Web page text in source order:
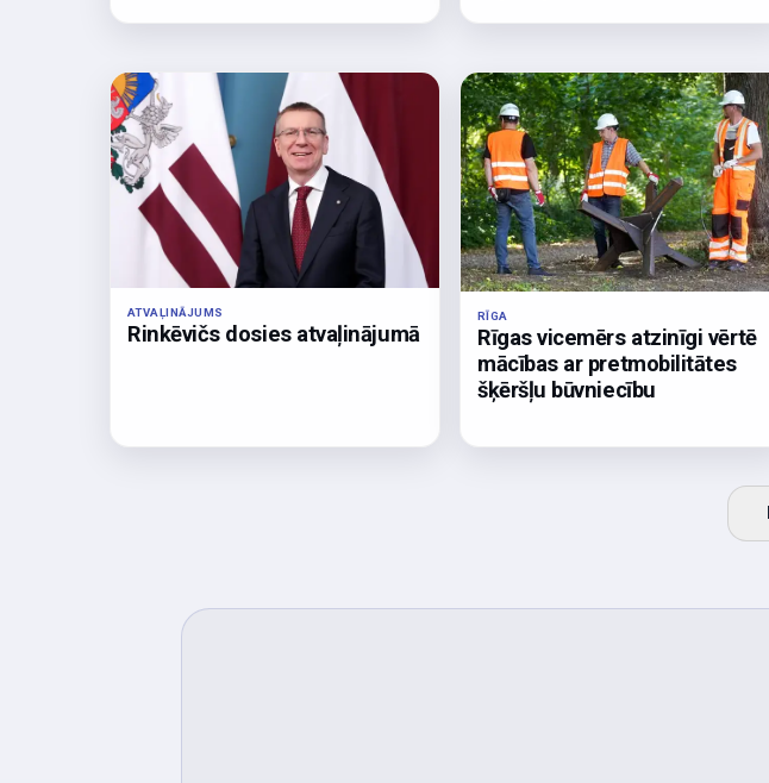
ATVAĻINĀJUMS
Rinkēvičs dosies atvaļinājumā
RĪGA
Rīgas vicemērs atzinīgi vērtē
mācības ar pretmobilitātes
šķēršļu būvniecību